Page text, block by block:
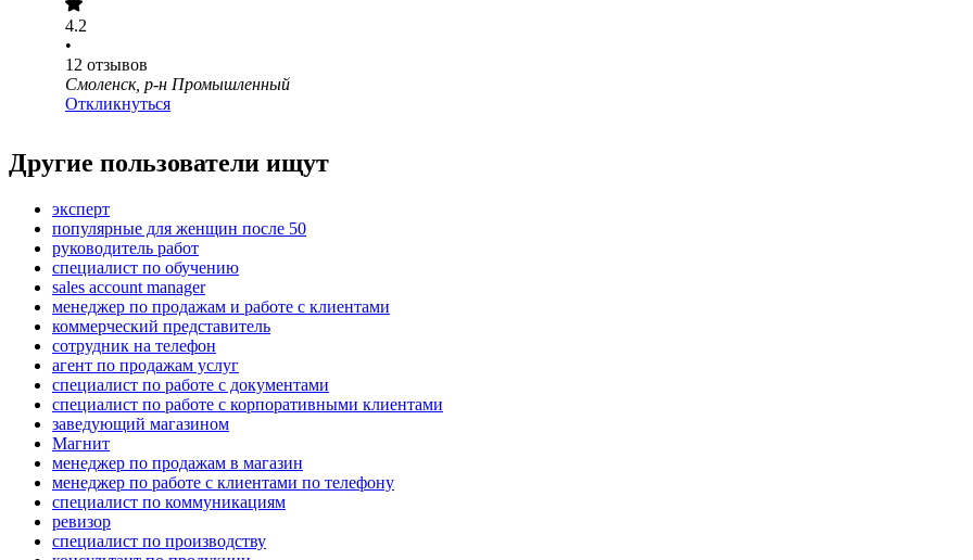
4.2
•
12 отзывов
Смоленск, р-н Промышленный
Откликнуться
Другие пользователи ищут
эксперт
популярные для женщин после 50
руководитель работ
специалист по обучению
sales account manager
менеджер по продажам и работе с клиентами
коммерческий представитель
сотрудник на телефон
агент по продажам услуг
специалист по работе с документами
специалист по работе с корпоративными клиентами
заведующий магазином
Магнит
менеджер по продажам в магазин
менеджер по работе с клиентами по телефону
специалист по коммуникациям
ревизор
специалист по производству